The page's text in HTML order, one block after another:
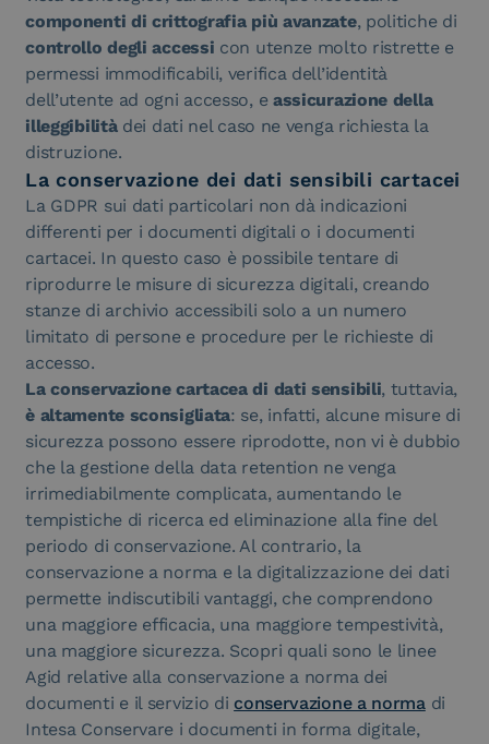
componenti di crittografia più avanzate, politiche di
controllo degli accessi con utenze molto ristrette e
permessi immodificabili, verifica dell’identità
dell’utente ad ogni accesso, e assicurazione della
illeggibilitàdei dati nel caso ne venga richiesta la
distruzione.
La conservazione dei dati sensibili cartacei
La GDPR sui dati particolari non dà indicazioni
differenti per i documenti digitali o i documenti
cartacei. In questo caso è possibile tentare di
riprodurre le misure di sicurezza digitali, creando
stanze di archivio accessibili solo a un numero
limitato di persone e procedure per le richieste di
accesso.
La conservazione cartacea di dati sensibili, tuttavia,
è altamente sconsigliata: se, infatti, alcune misure di
sicurezza possono essere riprodotte, non vi è dubbio
che la gestione della data retention ne venga
irrimediabilmente complicata, aumentando le
tempistiche di ricerca ed eliminazione alla fine del
periodo di conservazione. Al contrario, la
conservazione a norma e la digitalizzazione dei dati
permette indiscutibili vantaggi, che comprendono
una maggiore efficacia, una maggiore tempestività,
una maggiore sicurezza. Scopri quali sono le linee
Agid relative alla conservazione a norma dei
documenti e il servizio di conservazione a norma di
Intesa Conservare i documenti in forma digitale,